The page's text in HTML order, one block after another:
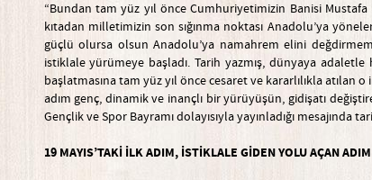
“Bundan tam yüz yıl önce Cumhuriyetimizin Banisi
kıtadan milletimizin son sığınma noktası Anadolu’ya
güçlü olursa olsun Anadolu’ya namahrem elini
istiklale yürümeye başladı. Tarih yazmış, dünyaya
başlatmasına tam yüz yıl önce cesaret ve kararlılıkla atılan
adım genç, dinamik ve inançlı bir yürüyüşün, gidişatı
Gençlik ve Spor Bayramı dolayısıyla yayınladığı mesajında
19 MAYIS’TAKİ İLK ADIM, İSTİKLALE GİDEN YOLU AÇAN